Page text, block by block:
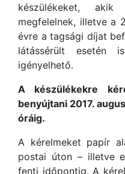
készülékeket,
megfelelnek, illetve a
évre a tagsági díjat
látássérült esetén
igényelhető.
A készülékekre
benyújtani 2017.
óráig.
A kérelmeket papír
postai úton – illetve
fenti időpontig. A